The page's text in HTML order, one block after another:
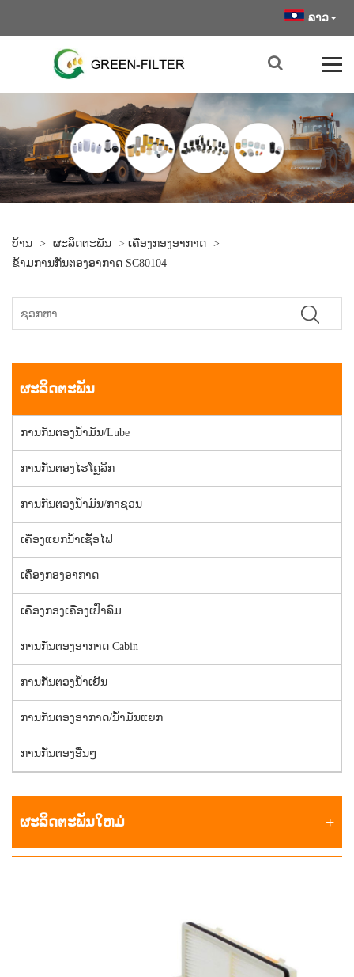
ລາວ
ບ້ານ > ຜະລິດຕະພັນ > ເຄື່ອງກອງອາກາດ >
ຂ້າມການກັ່ນຕອງອາກາດ SC80104
ຜະລິດຕະພັນ
ການກັ່ນຕອງນໍ້າມັນ/Lube
ການກັ່ນຕອງໄຮໂດຼລິກ
ການກັ່ນຕອງນໍ້າມັນ/ກາຊວນ
ເຄື່ອງແຍກນໍ້າເຊື້ອໄຟ
ເຄື່ອງກອງອາກາດ
ເຄື່ອງກອງເຄື່ອງເປົ່າລົມ
ການກັ່ນຕອງອາກາດ Cabin
ການກັ່ນຕອງນໍ້າເຢັນ
ການກັ່ນຕອງອາກາດ/ນໍ້າມັນແຍກ
ການກັ່ນຕອງອື່ນໆ
ຜະລິດຕະພັນໃຫມ່